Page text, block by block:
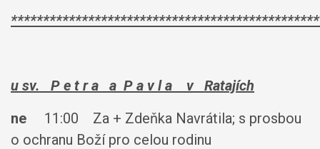
u sv. P e t r a a P a v l a
v Ratajích
ne 11:00 Za + Zdeňka Navrátila; s prosbou
o ochranu Boží pro celou rodinu